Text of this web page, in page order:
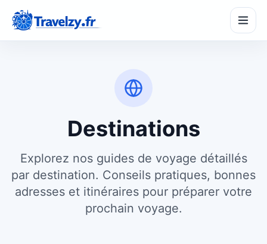
SeasonPass
Partir à la bonne saison
🗺️ TripMaker
BudgetZy
Destinations
Explorez nos guides de voyage détaillés
par destination. Conseils pratiques, bonnes
adresses et itinéraires pour préparer votre
prochain voyage.